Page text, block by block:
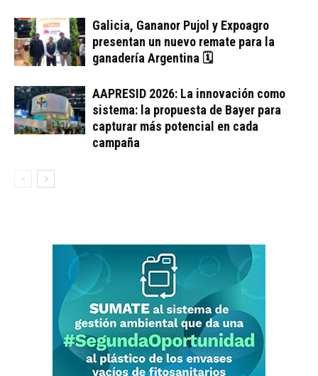
Galicia, Gananor Pujol y Expoagro
presentan un nuevo remate para la
ganadería Argentina 🗓
AAPRESID 2026: La innovación como
sistema: la propuesta de Bayer para
capturar más potencial en cada
campaña